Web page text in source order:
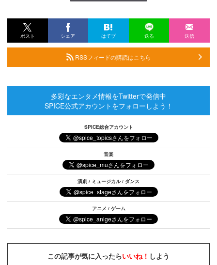
ポスト シェア はてブ 送る 送信
RSSフィードの購読はこちら
多彩なエンタメ情報をTwitterで発信中
SPICE公式アカウントをフォローしよう！
SPICE総合アカウント
音楽
演劇 / ミュージカル / ダンス
アニメ / ゲーム
この記事が気に入ったらいいね！ しよう